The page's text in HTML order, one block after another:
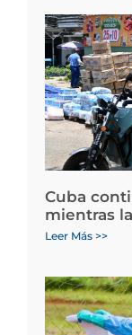
Cuba
mientras
Leer Más >>